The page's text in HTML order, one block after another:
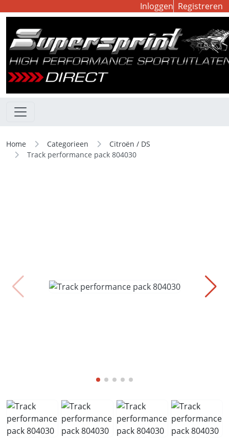
Inloggen Registreren
Home Categorieen
Citroën / DS
Track performance pack 804030